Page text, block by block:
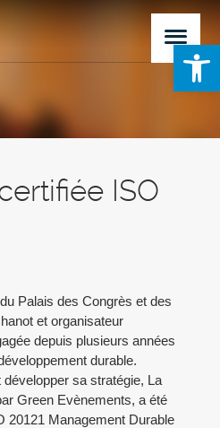
Ouvrir
ISO
Palais des Congrès et des
et organisateur
depuis plusieurs années
durable.
sa stratégie, La
Green Evènements, a été
20121 Management Durable